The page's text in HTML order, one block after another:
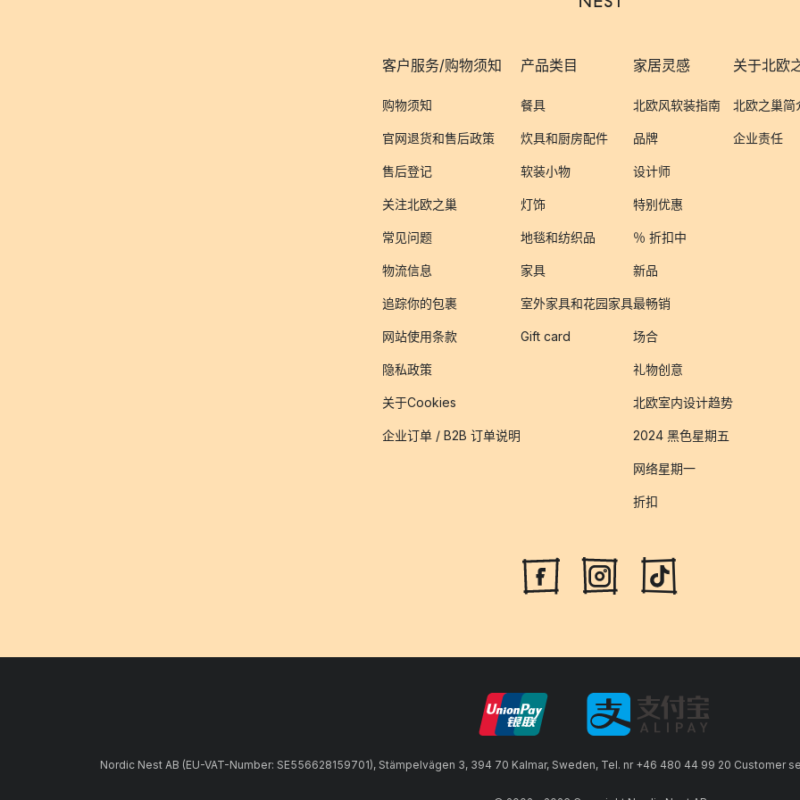
客户服务/购物须知
购物须知
官网退货和售后政策
售后登记
关注北欧之巢
常见问题
物流信息
追踪你的包裹
网站使用条款
隐私政策
关于Cookies
企业订单 / B2B 订单说明
产品类目
餐具
炊具和厨房配件
软装小物
灯饰
地毯和纺织品
家具
室外家具和花园家具
Gift card
家居灵感
北欧风软装指南
品牌
设计师
特别优惠
％ 折扣中
新品
最畅销
场合
礼物创意
北欧室内设计趋势
2024 黑色星期五
网络星期一
折扣
关于北欧
北欧之巢简
企业责任
Nordic Nest AB (EU-VAT-Number: SE556628159701), Stämpelvägen 3, 394 70 Kalmar, Sweden, Tel. nr +46 480 44 99 20 Customer